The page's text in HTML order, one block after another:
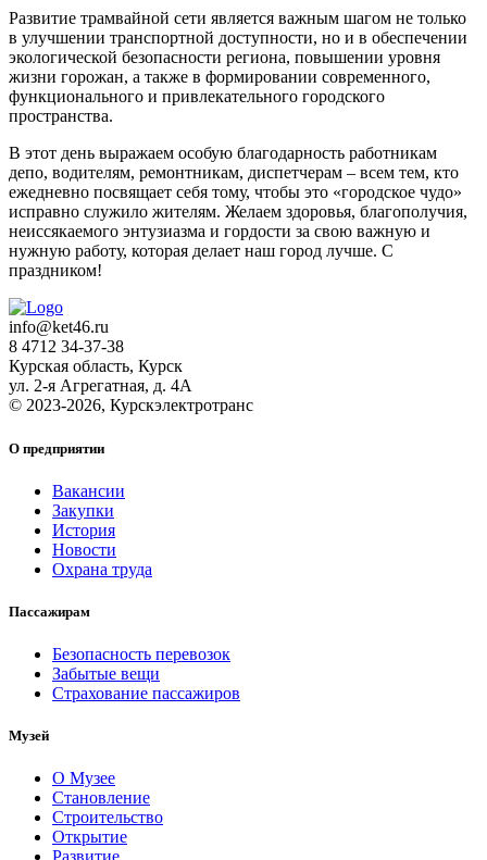
Развитие трамвайной сети является важным шагом не только
в улучшении транспортной доступности, но и в обеспечении
экологической безопасности региона, повышении уровня
жизни горожан, а также в формировании современного,
функционального и привлекательного городского
пространства.
В этот день выражаем особую благодарность работникам
депо, водителям, ремонтникам, диспетчерам – всем тем, кто
ежедневно посвящает себя тому, чтобы это «городское чудо»
исправно служило жителям. Желаем здоровья, благополучия,
неиссякаемого энтузиазма и гордости за свою важную и
нужную работу, которая делает наш город лучше. С
праздником!
info@ket46.ru
8 4712 34-37-38
Курская область, Курск
ул. 2‑я Агрегатная, д. 4А
© 2023-2026, Курскэлектротранс
О предприятии
Вакансии
Закупки
История
Новости
Охрана труда
Пассажирам
Безопасность перевозок
Забытые вещи
Страхование пассажиров
Музей
О Музее
Становление
Строительство
Открытие